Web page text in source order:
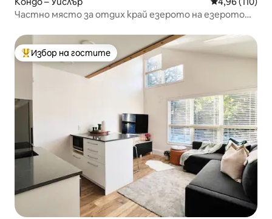
Частно място за отдих край езерото на езерото
Най-популярен избор на гостите
Избор на гостите